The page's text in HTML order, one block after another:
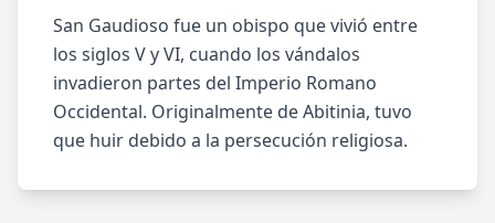
San Gaudioso fue un obispo que vivió entre
los siglos V y VI, cuando los vándalos
invadieron partes del Imperio Romano
Occidental. Originalmente de Abitinia, tuvo
que huir debido a la persecución religiosa.